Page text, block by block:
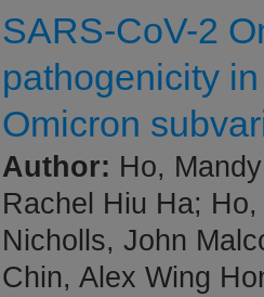
SARS-CoV-2
pathogenicity
Omicron
Author: Ho,
Rachel Hiu Ha;
Nicholls, John
Chin, Alex Wing